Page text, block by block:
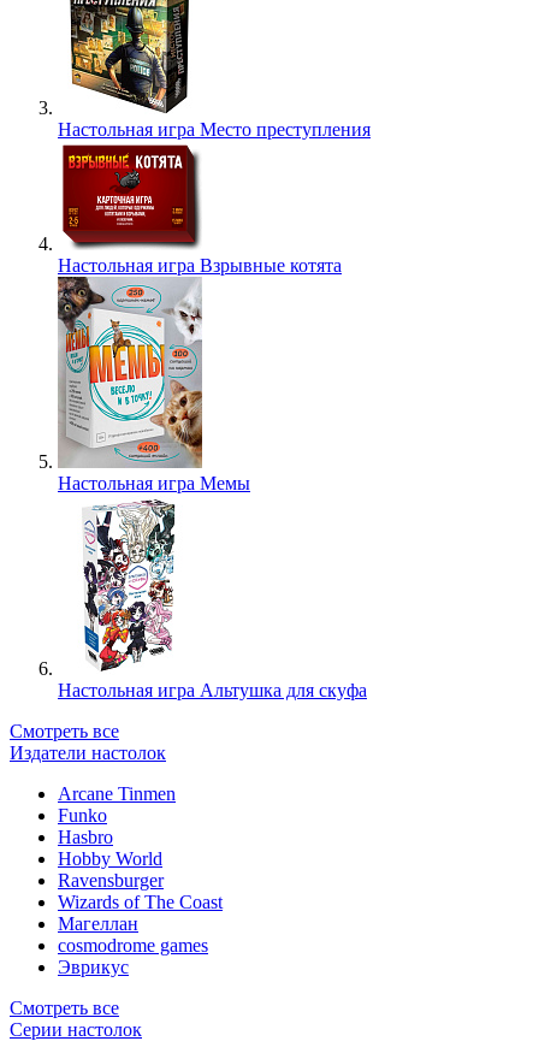
Настольная игра Место преступления
Настольная игра Взрывные котята
Настольная игра Мемы
Настольная игра Альтушка для скуфа
Смотреть все
Издатели настолок
Arcane Tinmen
Funko
Hasbro
Hobby World
Ravensburger
Wizards of The Coast
Магеллан
сosmodrome games
Эврикус
Смотреть все
Серии настолок